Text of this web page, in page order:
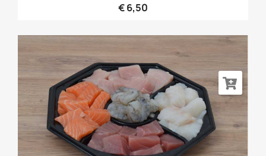
€ 6,50